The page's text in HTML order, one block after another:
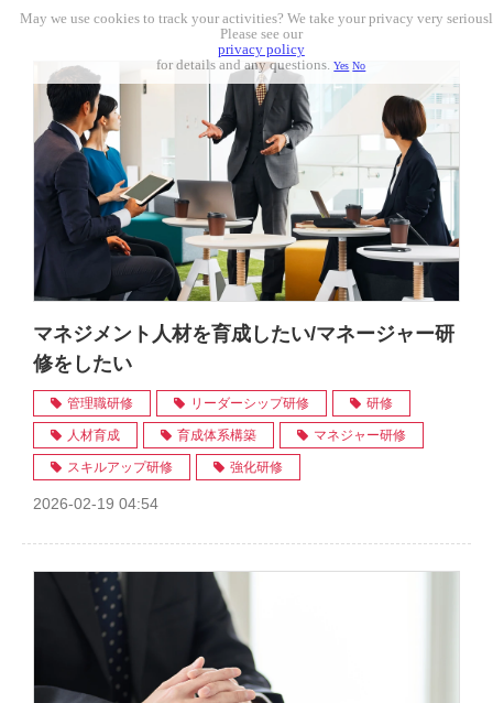
マネジメント人材を育成したい/マネージャー研
修をしたい
管理職研修 リーダーシップ研修 研修
人材育成 育成体系構築 マネジャー研修
スキルアップ研修 強化研修
2026-02-19 04:54
May we use cookies to track your activities? We take your privacy very
Please see our
privacy policy
for details and any questions.Yes No